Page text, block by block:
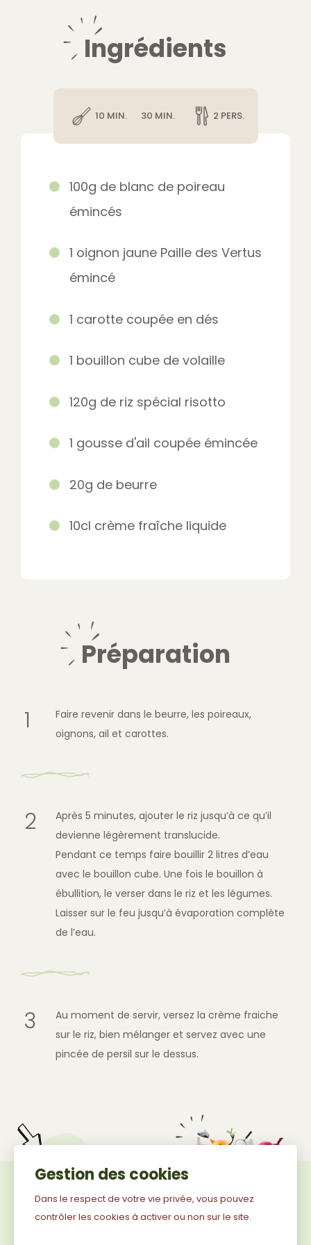
Ingrédients
10 MIN. 30 MIN. 2 PERS.
100g de blanc de poireau
émincés
1 oignon jaune Paille des Vertus
émincé
1 carotte coupée en dés
1 bouillon cube de volaille
120g de riz spécial risotto
1 gousse d'ail coupée émincée
20g de beurre
10cl crème fraîche liquide
Préparation
Faire revenir dans le beurre, les poireaux,
oignons, ail et carottes.
Après 5 minutes, ajouter le riz jusqu’à ce qu’il
devienne légèrement translucide.
Pendant ce temps faire bouillir 2 litres d’eau
avec le bouillon cube. Une fois le bouillon à
ébullition, le verser dans le riz et les légumes.
Laisser sur le feu jusqu’à évaporation complète
de l’eau.
Au moment de servir, versez la crème fraiche
sur le riz, bien mélanger et servez avec une
pincée de persil sur le dessus.
Inscrivez-
vous
Gestion des cookies
Dans le respect de votre vie privée, vous pouvez
contrôler les cookies à activer ou non sur le site.